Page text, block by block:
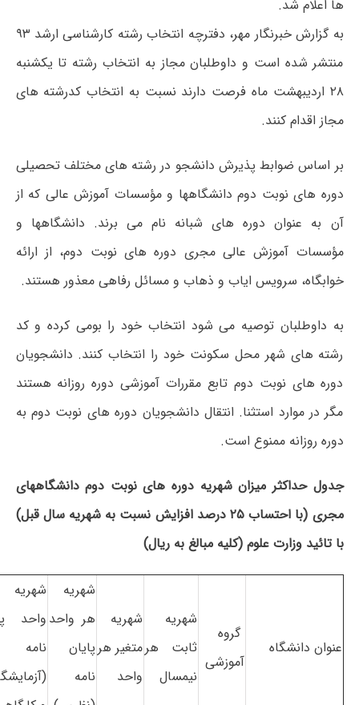
ها اعلام شد.
به گزارش خبرنگار مهر، دفترچه انتخاب رشته کارشناسی ارشد ۹۳
منتشر شده است و داوطلبان مجاز به انتخاب رشته تا یکشنبه
۲۸ اردیبهشت ماه فرصت دارند نسبت به انتخاب کدرشته های
مجاز اقدام کنند.
بر اساس ضوابط پذیرش دانشجو در رشته های مختلف تحصیلی
دوره های نوبت دوم دانشگاهها و مؤسسات آموزش عالی که از
آن به عنوان دوره های شبانه نام می برند. دانشگاهها و
مؤسسات آموزش عالی مجری دوره های نوبت دوم، از ارائه
خوابگاه، سرویس ایاب و ذهاب و مسائل رفاهی معذور هستند.
به داوطلبان توصیه می شود انتخاب خود را بومی کرده و کد
رشته های شهر محل سکونت خود را انتخاب کنند. دانشجویان
دوره های نوبت دوم تابع مقررات آموزشی دوره روزانه هستند
مگر در موارد استثنا. انتقال دانشجویان دوره های نوبت دوم به
دوره روزانه ممنوع است.
جدول حداکثر میزان شهریه دوره های نوبت دوم دانشگاههای
مجری (با احتساب ۲۵ درصد افزایش نسبت به شهریه سال قبل)
با تائید وزارت علوم (کلیه مبالغ به ریال)
عنوان دانشگاه
گروه
آموزشی
شهریه
ثابت هر
نیمسال
شهریه
متغیر هر
واحد
شهریه
هر واحد
پایان
نامه
واحد
نامه